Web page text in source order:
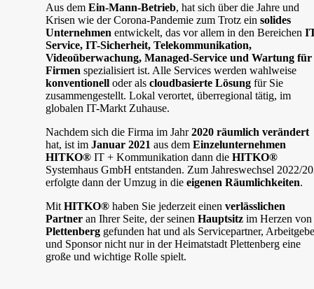
Aus dem Ein-Mann-Betrieb, hat sich über die Jahre und
Krisen wie der Corona-Pandemie zum Trotz ein solides
Unternehmen entwickelt, das vor allem in den Bereichen
Service, IT-Sicherheit, Telekommunikation,
Videoüberwachung, Managed-Service und Wartung für
Firmen spezialisiert ist. Alle Services werden wahlweise
konventionell oder als cloudbasierte Lösung für Sie
zusammengestellt. Lokal verortet, überregional tätig, im
globalen IT-Markt Zuhause.
Nachdem sich die Firma im Jahr2020 räumlich verändert
hat, ist im Januar 2021 aus dem Einzelunternehmen
HITKO® IT + Kommunikation dann die HITKO®
Systemhaus GmbH entstanden. Zum Jahreswechsel 2022/
erfolgte dann der Umzug in die eigenen Räumlichkeiten.
Mit HITKO® haben Sie jederzeit einen verlässlichen
Partner an Ihrer Seite, der seinen Hauptsitz im Herzen von
Plettenberg gefunden hat und als Servicepartner,
und Sponsor nicht nur in der Heimatstadt Plettenberg eine
große und wichtige Rolle spielt.